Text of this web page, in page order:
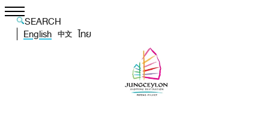
SEARCH
English
中文 ไทย